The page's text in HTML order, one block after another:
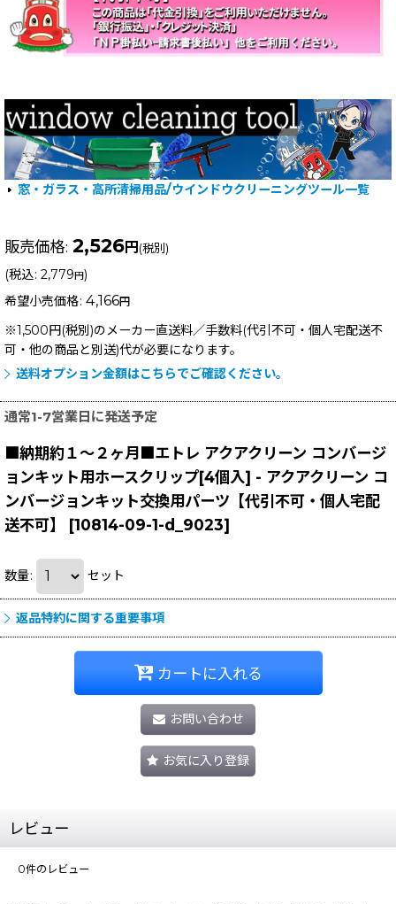
窓・ガラス・高所清掃用品/ウインドウクリーニングツール一覧
販売価格: 2,526円(税別)
(税込: 2,779円)
希望小売価格: 4,166円
※1,500円(税別)のメーカー直送料／手数料(代引不可・個人宅配送不
可・他の商品と別送)代が必要になります。
送料オプション金額はこちらでご確認ください。
通常1-7営業日に発送予定
■納期約１〜２ヶ月■エトレ アクアクリーン コンバージ
ョンキット用ホースクリップ[4個入] - アクアクリーン コ
ンバージョンキット交換用パーツ【代引不可・個人宅配
送不可】
[10814-09-1-d_9023]
数量: セット
返品特約に関する重要事項
カートに入れる
お問い合わせ
お気に入り登録
レビュー
0件のレビュー